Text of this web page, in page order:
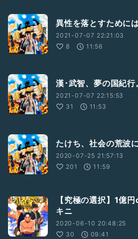
異性を落とすために
2021-07-07 22:21:03
8
11:56
漢･武智、夢の国紀行
2021-07-07 22:15:53
31
11:53
たけち、社会の荒波
2020-07-25 21:57:13
201
11:59
【究極の選択】1億
キニ
2020-06-10 20:48:25
30
09:41